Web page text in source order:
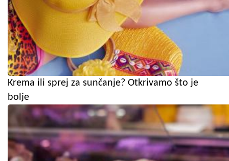
Krema ili sprej za sunčanje? Otkrivamo što je
bolje